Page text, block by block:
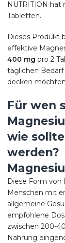
NUTRITION hat
Tabletten.
Dieses Produkt
effektive
400 mg pro 2
täglichen
decken
Für wen
wie
werden?
Diese Form
Menschen mit
allgemeine
empfohlene
zwischen 200-
Nahrung